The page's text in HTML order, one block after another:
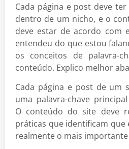
Cada página e post deve
dentro de um nicho, e o
deve estar de acordo com
entendeu do que estou
os conceitos de palavra-
conteúdo. Explico melhor
Cada página e post de um
uma palavra-chave
O conteúdo do site deve
práticas que identificam
realmente o mais